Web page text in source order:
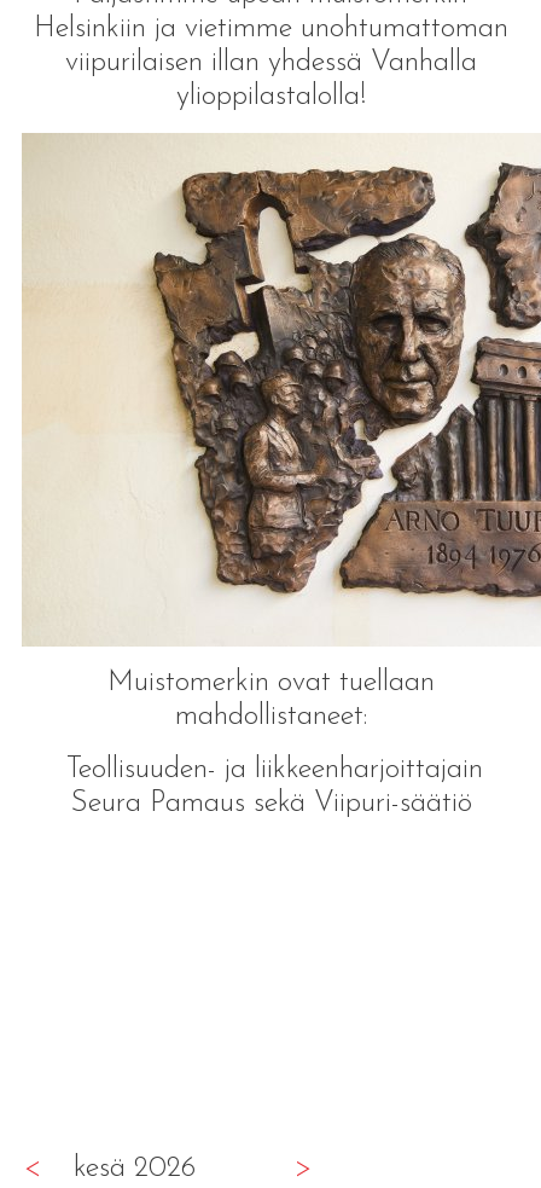
Helsinkiin ja vietimme unohtumattoman
viipurilaisen illan yhdessä Vanhalla
ylioppilastalolla!
Muistomerkin ovat tuellaan
mahdollistaneet:
Teollisuuden- ja liikkeenharjoittajain
Seura Pamaus sekä Viipuri-säätiö
< kesä 2026
>